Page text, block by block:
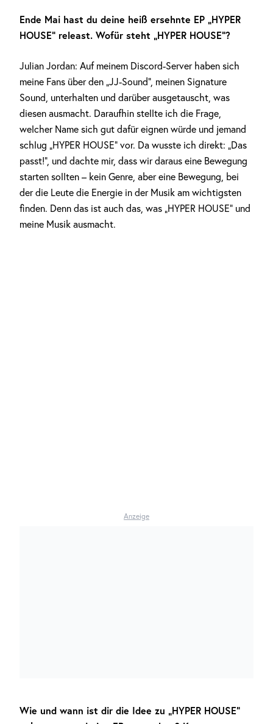
Ende Mai hast du deine heiß ersehnte EP „HYPER
HOUSE“ releast. Wofür steht „HYPER HOUSE“?
Julian Jordan: Auf meinem Discord-Server haben sich
meine Fans über den „JJ-Sound“, meinen Signature
Sound, unterhalten und darüber ausgetauscht, was
diesen ausmacht. Daraufhin stellte ich die Frage,
welcher Name sich gut dafür eignen würde und jemand
schlug „HYPER HOUSE“ vor. Da wusste ich direkt: „Das
passt!“, und dachte mir, dass wir daraus eine Bewegung
starten sollten – kein Genre, aber eine Bewegung, bei
der die Leute die Energie in der Musik am wichtigsten
finden. Denn das ist auch das, was „HYPER HOUSE“ und
meine Musik ausmacht.
Anzeige
Wie und wann ist dir die Idee zu „HYPER HOUSE“